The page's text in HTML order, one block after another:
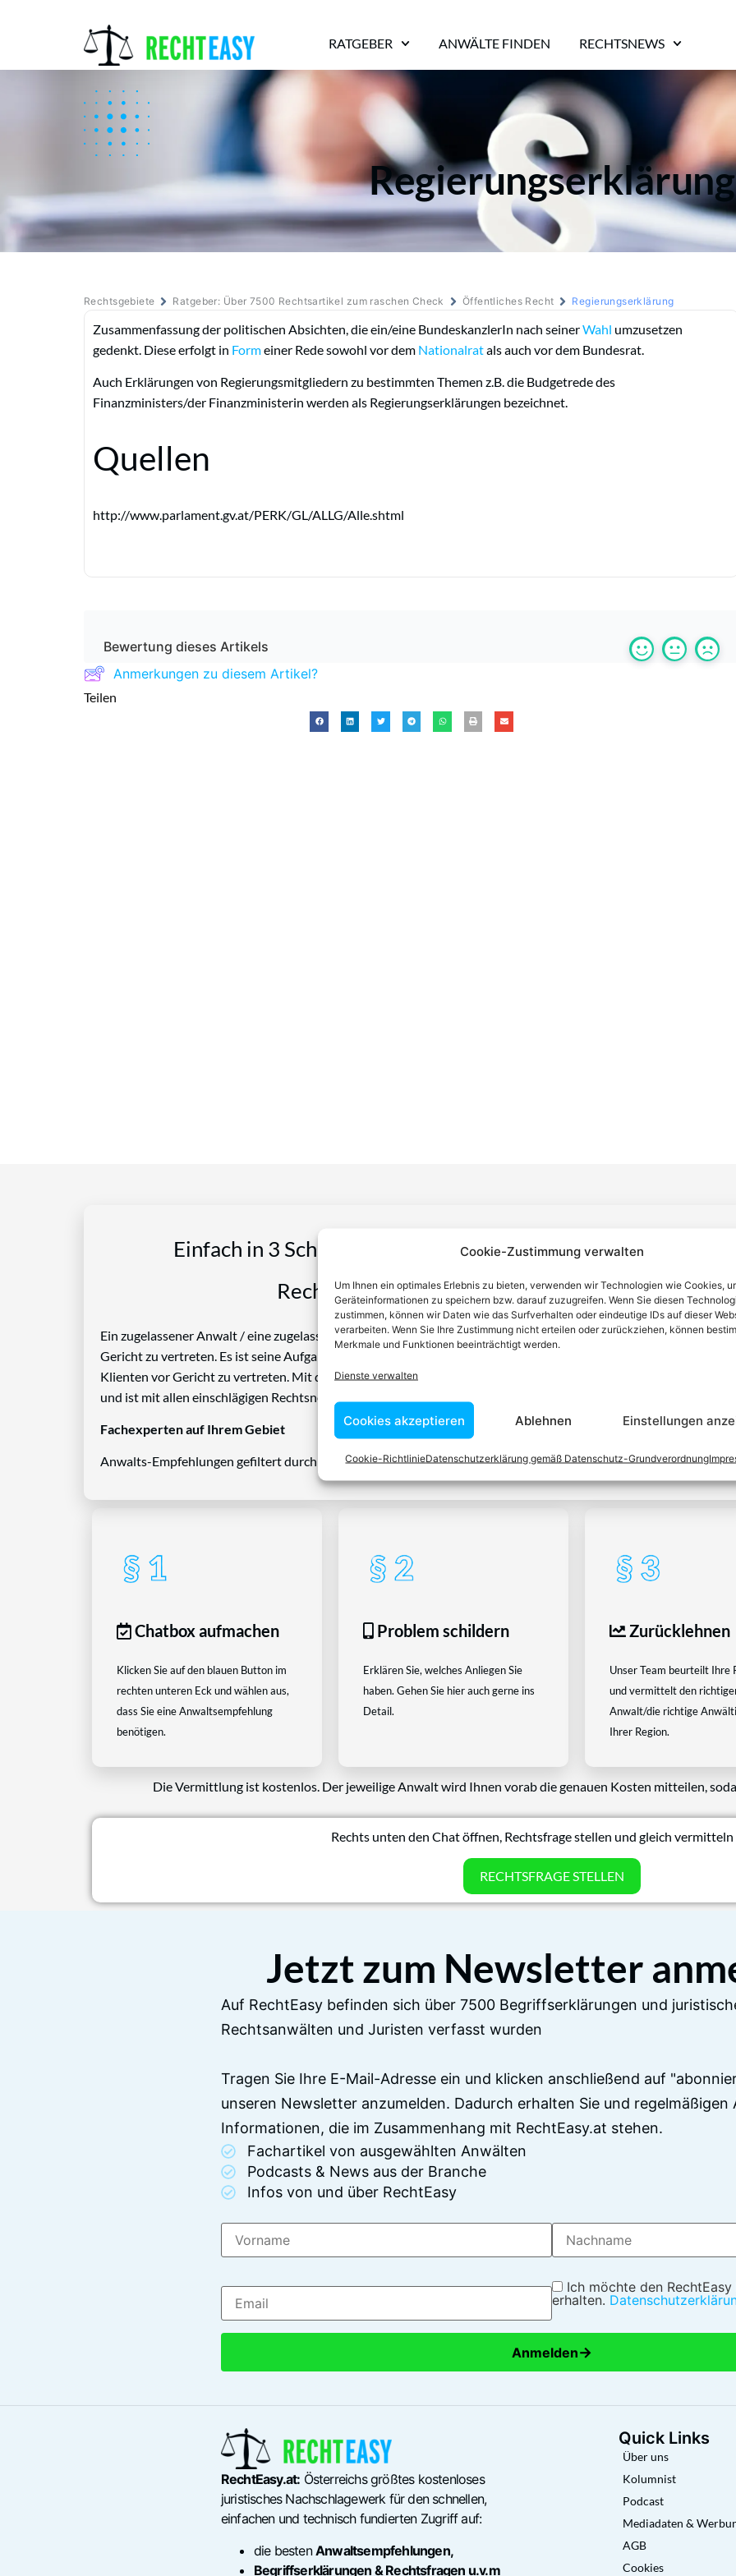
Cookie-Zustimmung verwalten
Um Ihnen ein optimales Erlebnis zu bieten, verwenden wir Technologien wie Cookies,
Geräteinformationen zu speichern bzw. darauf zuzugreifen. Wenn Sie diesen
zustimmen, können wir Daten wie das Surfverhalten oder eindeutige IDs auf dieser
verarbeiten. Wenn Sie Ihre Zustimmung nicht erteilen oder zurückziehen, können
Merkmale und Funktionen beeinträchtigt werden.
Dienste verwalten
Cookies akzeptieren Ablehnen Einstellungen
Cookie-RichtlinieDatenschutzerklärung gemäß Datenschutz-Grundverordnung
RATGEBER ANWÄLTE FINDEN RECHTSNEWS
Regierungserklärung
Rechtsgebiete Ratgeber: Über 7500 Rechtsartikel zum raschen Check Öffentliches Recht Regierungserklärung
Zusammenfassung der politischen Absichten, die ein/eine BundeskanzlerIn nach seinerWahl umzusetzen
gedenkt. Diese erfolgt in Formeiner Rede sowohl vor dem Nationalratals auch vor dem Bundesrat.
Auch Erklärungen von Regierungsmitgliedern zu bestimmten Themen z.B. die Budgetrede des
Finanzministers/der Finanzministerin werden als Regierungserklärungen bezeichnet.
Quellen
http://www.parlament.gv.at/PERK/GL/ALLG/Alle.shtml
Bewertung dieses Artikels
Anmerkungen zu diesem Artikel?
Teilen
Einfach in 3 Schritten einen Anwalt finden, der auf Ihr
Rechtsproblem spezialisiert ist
Ein zugelassener Anwalt / eine zugelassen Anwältin ist dafür da, über Rechtsfragen zu beraten und Klienten vor
Gericht zu vertreten. Es ist seine Aufgabe, Dienstleistungen im Bereich der Rechtsberatung zu erbringen und
Klienten vor Gericht zu vertreten. Mit diesem Wissen kennt er alle relevanten Herausforderungen dieses Systems
und ist mit allen einschlägigen Rechtsnormen vertraut.
Fachexperten auf Ihrem Gebiet
Anwalts-Empfehlungen gefiltert durch das RechtEasy-Team -Best Choice der Anwälte in Österreich
Chatbox aufmachen
Klicken Sie auf den blauen Button im
rechten unteren Eck und wählen aus,
dass Sie eine Anwaltsempfehlung
benötigen.
Problem schildern
Erklären Sie, welches Anliegen Sie
haben. Gehen Sie hier auch gerne ins
Detail.
Zurücklehnen
Unser Team beurteilt Ihre
und vermittelt den
Anwalt/die richtige
Ihrer Region.
Die Vermittlung ist kostenlos. Der jeweilige Anwalt wird Ihnen vorab die genauen Kosten mitteilen,
Rechts unten den Chat öffnen, Rechtsfrage stellen und gleich vermitteln
RECHTSFRAGE STELLEN
Jetzt zum Newsletter
Auf RechtEasy befinden sich über 7500 Begriffserklärungen und
Rechtsanwälten und Juristen verfasst wurden
Tragen Sie Ihre E-Mail-Adresse ein und klicken anschließend auf
unseren Newsletter anzumelden. Dadurch erhalten Sie und regelmäßigen
Informationen, die im Zusammenhang mit RechtEasy.at stehen.
Fachartikel von ausgewählten Anwälten
Podcasts & News aus der Branche
Infos von und über RechtEasy
Ich möchte den
erhalten.
Anmelden→
RechtEasy.at: Österreichs größtes kostenloses
juristisches Nachschlagewerk für den schnellen,
einfachen und technisch fundierten Zugriff auf:
die bestenAnwaltsempfehlungen,
Begriffserklärungen & Rechtsfragen u.v.m
Quick Links
Über uns
Kolumnist
Podcast
Mediadaten &
AGB
Cookies
Alle Anwälte